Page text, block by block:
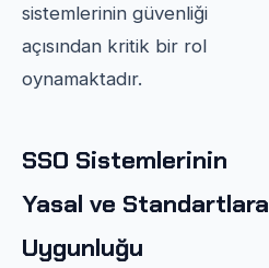
sistemlerinin güvenliği
açısından kritik bir rol
oynamaktadır.
SSO Sistemlerinin
Yasal ve Standartlara
Uygunluğu